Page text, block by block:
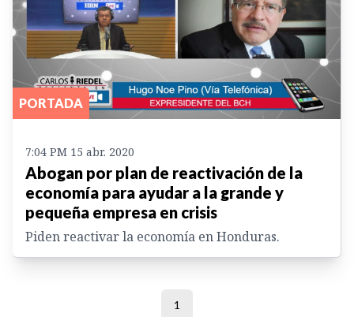
PORTADA
7:04 PM 15 abr. 2020
Abogan por plan de reactivación de la
economía para ayudar a la grande y
pequeña empresa en crisis
Piden reactivar la economía en Honduras.
1